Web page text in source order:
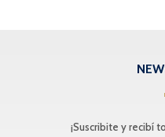
¡Suscribite y recibí